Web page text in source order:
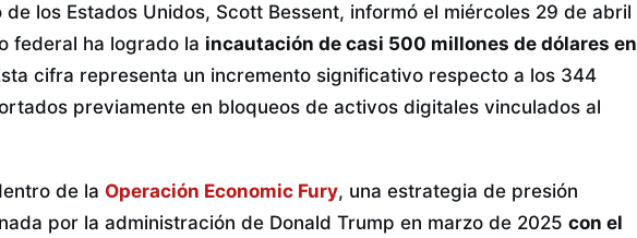
de los Estados Unidos, Scott Bessent, informó el miércoles 29 de abril
federal ha logrado la incautación de casi 500 millones de dólares en
cifra representa un incremento significativo respecto a los 344
previamente en bloqueos de activos digitales vinculados al
de la Operación Economic Fury, una estrategia de presión
por la administración de Donald Trump en marzo de 2025 con el